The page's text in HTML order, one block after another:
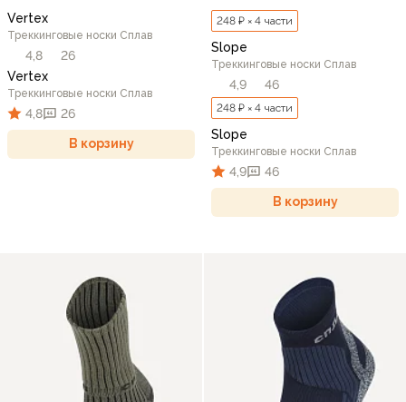
Vertex
Треккинговые носки Сплав
4,8
26
Vertex
Треккинговые носки Сплав
4,8 26
В корзину
248 ₽ × 4 части
Slope
Треккинговые носки Сплав
4,9 46
248 ₽ × 4 части
Slope
Треккинговые носки Сплав
4,9 46
В корзину